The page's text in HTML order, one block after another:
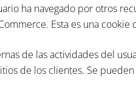
ha navegado por otros
Esta es una
de las actividades del
de los clientes. Se